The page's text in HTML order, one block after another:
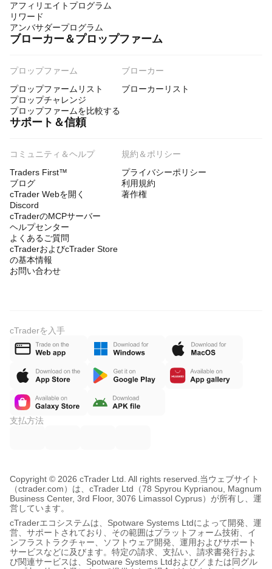
アフィリエイトプログラム
リワード
アンバサダープログラム
ブローカー＆プロップファーム
プロップファーム
プロップファームリスト
プロップチャレンジ
プロップファームを比較する
ブローカー
ブローカーリスト
サポート＆信頼
コミュニティ＆ヘルプ
Traders First™
ブログ
cTrader Webを開く
Discord
cTraderのMCPサーバー
ヘルプセンター
よくあるご質問
cTraderおよびcTrader Store
の基本情報
お問い合わせ
規約＆ポリシー
プライバシーポリシー
利用規約
著作権
cTraderを入手
支払方法
Copyright © 2026 cTrader Ltd. All rights reserved. 当ウェブサイト
（ctrader.com）は、cTrader Ltd（78 Spyrou Kyprianou, Magnum
Business Center, 3rd Floor, 3076 Limassol Cyprus）が所有し、運
営しています。
cTraderエコシステムは、Spotware Systems Ltdによって開発、運
営、サポートされており、その範囲はプラットフォーム技術、イ
ンフラストラクチャー、ソフトウェア開発、運用およびサポート
サービスなどに及びます。特定の請求、支払い、請求書発行およ
び関連サービスは、Spotware Systems Ltdおよび／または同グル